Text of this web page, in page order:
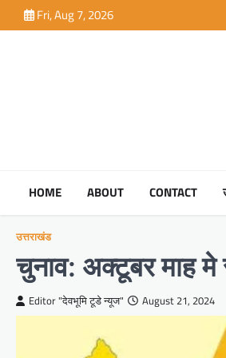
to
Fri, Aug 7, 2026
HOME ABOUT CONTACT
उत्तराखंड
चुनाव: अक्टूबर माह मे
Editor "देवभूमि टूडे न्यूज" August 21, 2024